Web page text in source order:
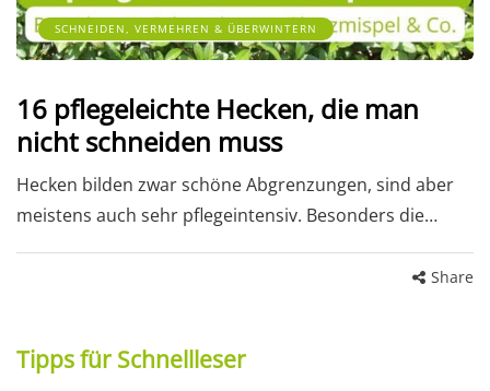
SCHNEIDEN, VERMEHREN & ÜBERWINTERN
16 pflegeleichte Hecken, die man
nicht schneiden muss
Hecken bilden zwar schöne Abgrenzungen, sind aber
meistens auch sehr pflegeintensiv. Besonders die…
Share
Tipps für Schnellleser